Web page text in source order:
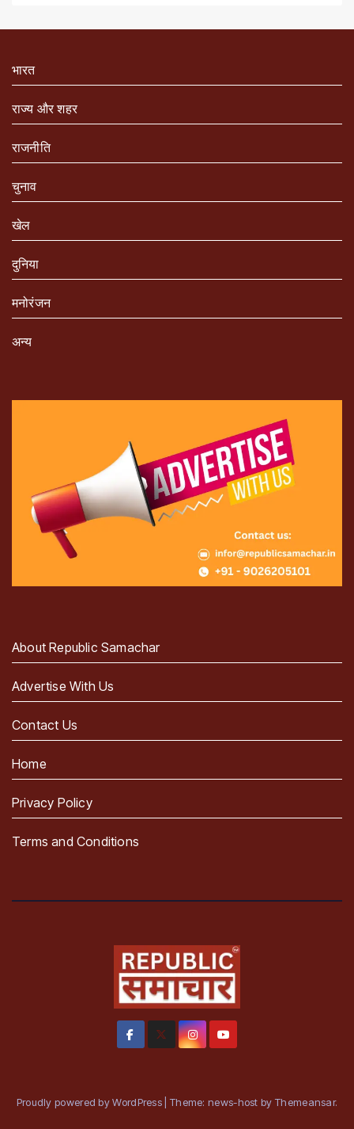
भारत
राज्य और शहर
राजनीति
चुनाव
खेल
दुनिया
मनोरंजन
अन्य
About Republic Samachar
Advertise With Us
Contact Us
Home
Privacy Policy
Terms and Conditions
Proudly powered by WordPress Theme: news-host by Themeansar.